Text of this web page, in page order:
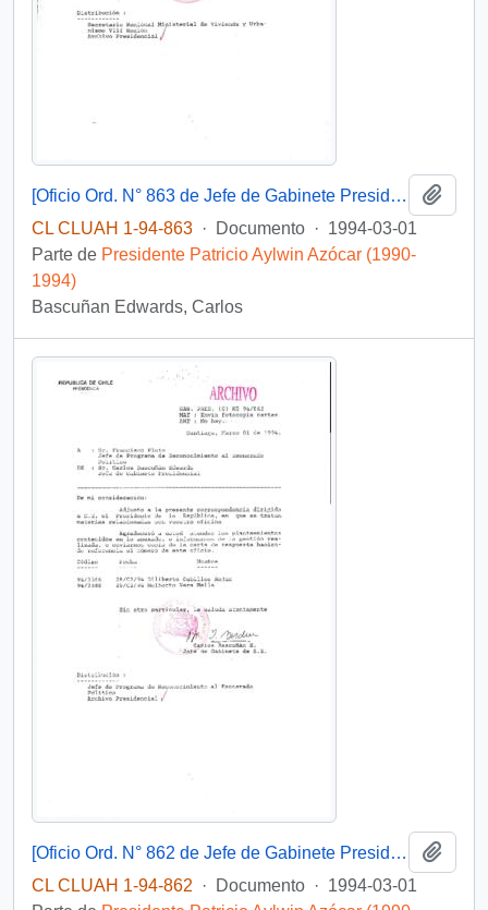
[Oficio Ord. N° 863 de Jefe de Gabinete Presidencial, remite copia de carta que se indica]
CL CLUAH 1-94-863 · Documento · 1994-03-01
Parte de Presidente Patricio Aylwin Azócar (1990-
1994)
Bascuñan Edwards, Carlos
[Oficio Ord. N° 862 de Jefe de Gabinete Presidencial, remite copia de carta que se indica]
CL CLUAH 1-94-862
· Documento · 1994-03-01